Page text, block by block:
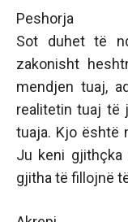
Peshorja
Sot duhet të
zakonisht
mendjen tuaj,
realitetin tuaj të
tuaja. Kjo është
Ju keni
gjitha të fillojnë